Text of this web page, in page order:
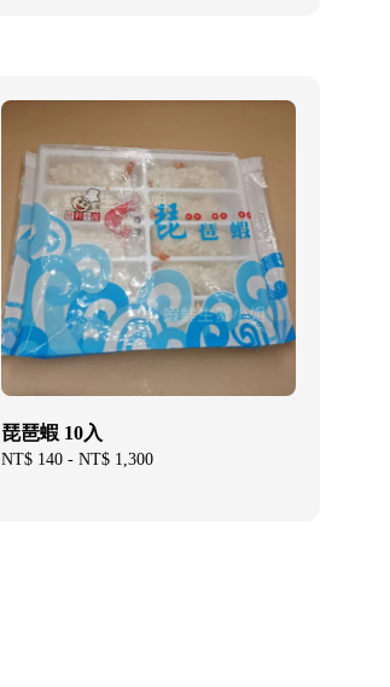
琵琶蝦 10入
Regular
NT$ 140- NT$ 1,300